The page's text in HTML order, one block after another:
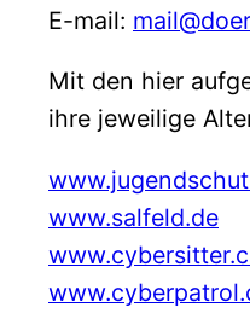
E-mail:
Mit den hier
ihre jeweilige
www.salfeld.de